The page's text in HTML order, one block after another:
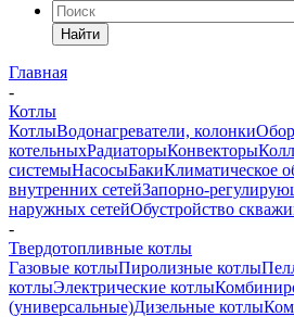
Найти
Главная
-
Котлы
КотлыВодонагреватели, колонки
котельныхРадиаторыКонвекторы
системыНасосыБакиКлиматическое
внутренних сетейЗапорно-
наружных сетейОбустройство
-
Твердотопливные котлы
Газовые котлыПиролизные котлы
котлыЭлектрические котлы
(универсальные)Дизельные котлы